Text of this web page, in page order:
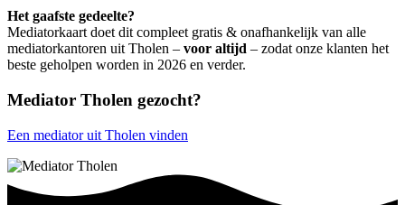
Het gaafste gedeelte?
Mediatorkaart doet dit compleet gratis & onafhankelijk van alle
mediatorkantoren uit Tholen – voor altijd – zodat onze klanten het
beste geholpen worden in 2026 en verder.
Mediator Tholen gezocht?
Een mediator uit Tholen vinden